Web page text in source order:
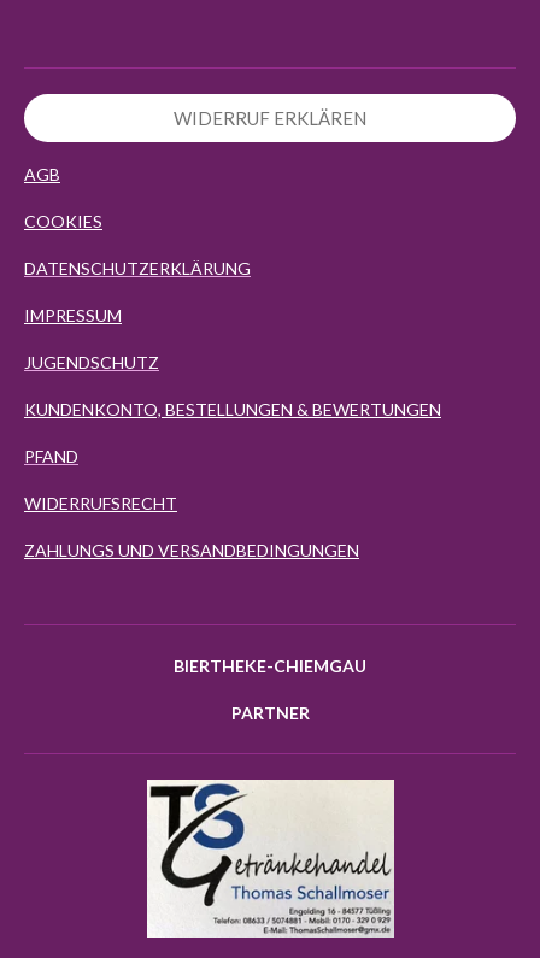
WIDERRUF ERKLÄREN
AGB
COOKIES
DATENSCHUTZERKLÄRUNG
IMPRESSUM
JUGENDSCHUTZ
KUNDENKONTO, BESTELLUNGEN & BEWERTUNGEN
PFAND
WIDERRUFSRECHT
ZAHLUNGS UND VERSANDBEDINGUNGEN
BIERTHEKE-CHIEMGAU
PARTNER